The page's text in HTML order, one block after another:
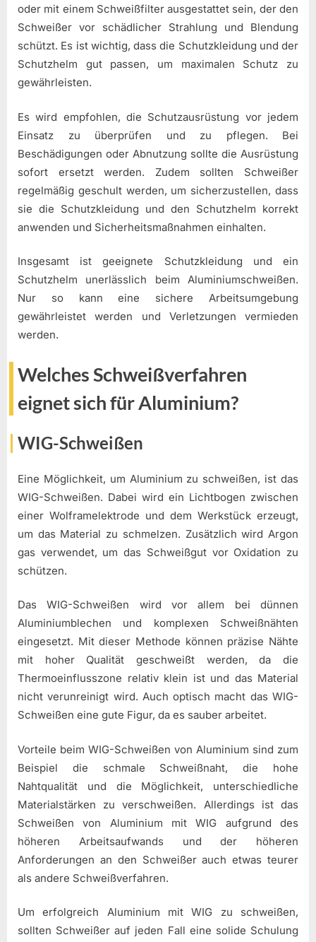
oder mit einem Schweißfilter ausgestattet sein, der den
Schweißer vor schädlicher Strahlung und Blendung
schützt. Es ist wichtig, dass die Schutzkleidung und der
Schutzhelm gut passen, um maximalen Schutz zu
gewährleisten.
Es wird empfohlen, die Schutzausrüstung vor jedem
Einsatz zu überprüfen und zu pflegen. Bei
Beschädigungen oder Abnutzung sollte die Ausrüstung
sofort ersetzt werden. Zudem sollten Schweißer
regelmäßig geschult werden, um sicherzustellen, dass
sie die Schutzkleidung und den Schutzhelm korrekt
anwenden und Sicherheitsmaßnahmen einhalten.
Insgesamt ist geeignete Schutzkleidung und ein
Schutzhelm unerlässlich beim Aluminiumschweißen.
Nur so kann eine sichere Arbeitsumgebung
gewährleistet werden und Verletzungen vermieden
werden.
Welches Schweißverfahren
eignet sich für Aluminium?
WIG-Schweißen
Eine Möglichkeit, um Aluminium zu schweißen, ist das
WIG-Schweißen. Dabei wird ein Lichtbogen zwischen
einer Wolframelektrode und dem Werkstück erzeugt,
um das Material zu schmelzen. Zusätzlich wird Argon
gas verwendet, um das Schweißgut vor Oxidation zu
schützen.
Das WIG-Schweißen wird vor allem bei dünnen
Aluminiumblechen und komplexen Schweißnähten
eingesetzt. Mit dieser Methode können präzise Nähte
mit hoher Qualität geschweißt werden, da die
Thermoeinflusszone relativ klein ist und das Material
nicht verunreinigt wird. Auch optisch macht das WIG-
Schweißen eine gute Figur, da es sauber arbeitet.
Vorteile beim WIG-Schweißen von Aluminium sind zum
Beispiel die schmale Schweißnaht, die hohe
Nahtqualität und die Möglichkeit, unterschiedliche
Materialstärken zu verschweißen. Allerdings ist das
Schweißen von Aluminium mit WIG aufgrund des
höheren Arbeitsaufwands und der höheren
Anforderungen an den Schweißer auch etwas teurer
als andere Schweißverfahren.
Um erfolgreich Aluminium mit WIG zu schweißen,
sollten Schweißer auf jeden Fall eine solide Schulung